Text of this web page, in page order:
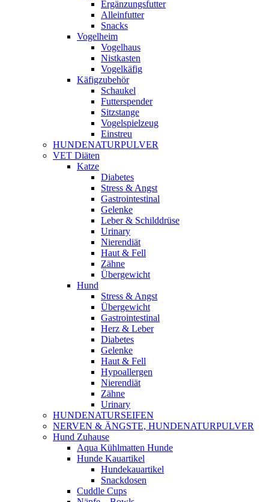
Ergänzungsfutter
Alleinfutter
Snacks
Vogelheim
Vogelhaus
Nistkasten
Vogelkäfig
Käfigzubehör
Schaukel
Futterspender
Sitzstange
Vogelspielzeug
Einstreu
HUNDENATURPULVER
VET Diäten
Katze
Diabetes
Stress & Angst
Gastrointestinal
Gelenke
Leber & Schilddrüse
Urinary
Nierendiät
Haut & Fell
Zähne
Übergewicht
Hund
Stress & Angst
Übergewicht
Gastrointestinal
Herz & Leber
Diabetes
Gelenke
Haut & Fell
Hypoallergen
Nierendiät
Zähne
Urinary
HUNDENATURSEIFEN
NERVEN & ÄNGSTE, HUNDENATURPULVER
Hund Zuhause
Aqua Kühlmatten Hunde
Hunde Kauartikel
Hundekauartikel
Snackdosen
Cuddle Cups